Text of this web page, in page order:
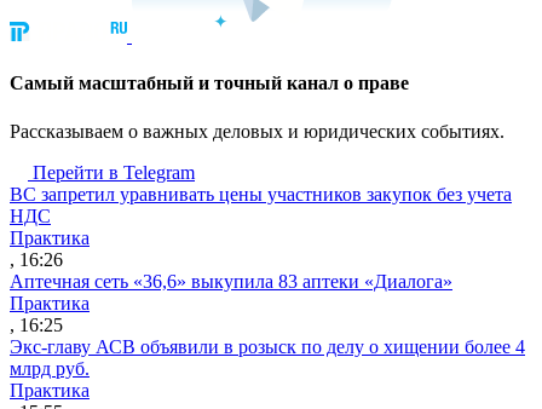
Cамый масштабный и точный канал о праве
Рассказываем о важных деловых и юридических событиях.
Перейти в Telegram
ВС запретил уравнивать цены участников закупок без учета
НДС
Практика
, 16:26
Аптечная сеть «36,6» выкупила 83 аптеки «Диалога»
Практика
, 16:25
Экс-главу АСВ объявили в розыск по делу о хищении более 4
млрд руб.
Практика